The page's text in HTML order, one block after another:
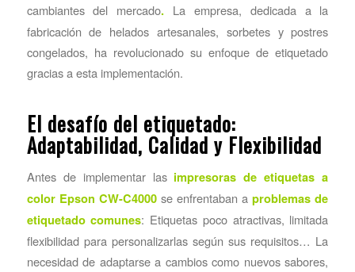
cambiantes del mercado. La empresa, dedicada a la
fabricación de helados artesanales, sorbetes y postres
congelados, ha revolucionado su enfoque de etiquetado
gracias a esta implementación.
El desafío del etiquetado:
Adaptabilidad, Calidad y Flexibilidad
Antes de implementar las impresoras de etiquetas a
color Epson CW-C4000se enfrentaban aproblemas de
etiquetado comunes: Etiquetas poco atractivas, limitada
flexibilidad para personalizarlas según sus requisitos… La
necesidad de adaptarse a cambios como nuevos sabores,